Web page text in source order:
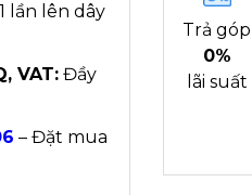
lần lên dây
VAT:Đầy
– Đặt mua
Trả góp
0%
lãi suất